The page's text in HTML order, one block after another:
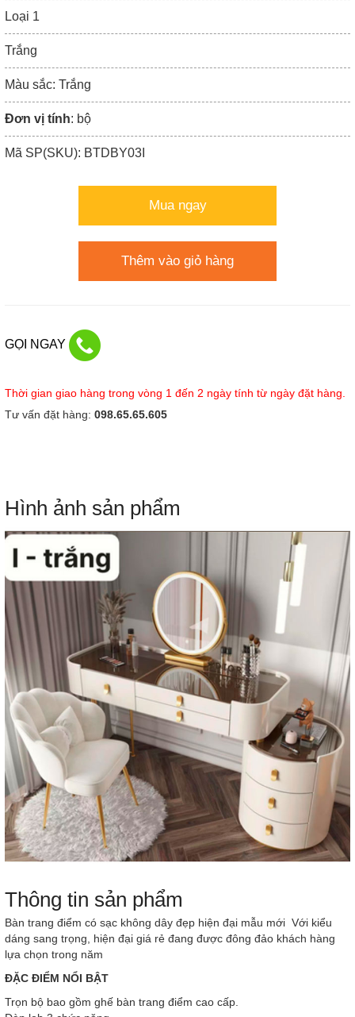
Loại 1
Trắng
Màu sắc: Trắng
Đơn vị tính: bộ
Mã SP(SKU): BTDBY03I
Mua ngay
Thêm vào giỏ hàng
GỌI NGAY
Thời gian giao hàng trong vòng 1 đến 2 ngày tính từ ngày đặt hàng.
Tư vấn đặt hàng: 098.65.65.605
Hình ảnh sản phẩm
Thông tin sản phẩm
Bàn trang điểm có sạc không dây đẹp hiện đại mẫu mới Với kiểu
dáng sang trọng, hiện đại giá rẻ đang được đông đảo khách hàng
lựa chọn trong năm
ĐẶC ĐIỂM NỔI BẬT
Trọn bộ bao gồm ghế bàn trang điểm cao cấp.